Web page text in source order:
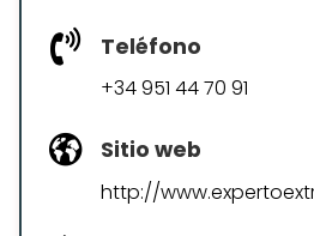
Teléfono
+34 951 44 70 91
Sitio web
http://